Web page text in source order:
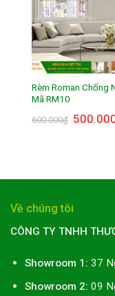
Rèm Roman Chống
Mã RM10
600.000₫ Giá
gốc
Về chúng tôi
CÔNG TY TNHH
Showroom 1: 37
Showroom 2: 09